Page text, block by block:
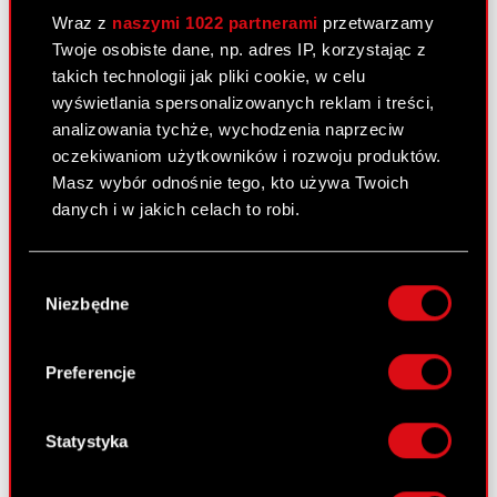
Wraz z naszymi 1022 partnerami przetwarzamy
Twoje osobiste dane, np. adres IP, korzystając z
takich technologii jak pliki cookie, w celu
wyświetlania spersonalizowanych reklam i treści,
analizowania tychże, wychodzenia naprzeciw
oczekiwaniom użytkowników i rozwoju produktów.
Masz wybór odnośnie tego, kto używa Twoich
danych i w jakich celach to robi.
lokalizacji geograficznej z dokładnością nawet
Identyfikować Twoje urządzenie, aktywnie
analizując charakteryzującego je zbiory
palca)
zgody
Niezbędne
Preferencje
Statystyka
PDF Korekta raportu okresowego
PDF Sprawozdanie finansowe 2009
PDF Oświadczenie biegłego rewidenta
14 czerwca 2010
Informacja udzielona akcjonariuszowi
Raport bieżący nr 32/2010